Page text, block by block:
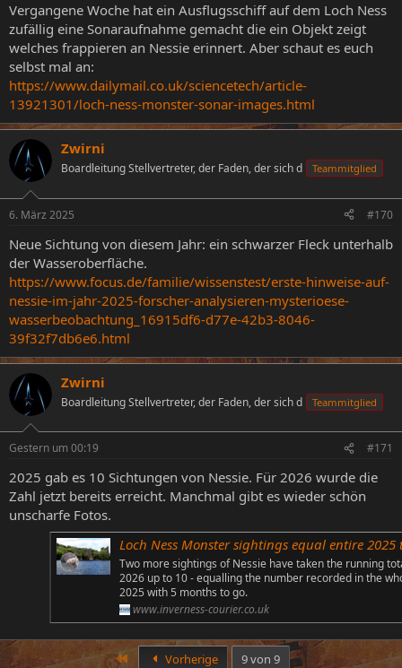
Vergangene Woche hat ein Ausflugsschiff auf dem Loch Ness
zufällig eine Sonaraufnahme gemacht die ein Objekt zeigt
welches frappieren an Nessie erinnert. Aber schaut es euch
selbst mal an:
https://www.dailymail.co.uk/sciencetech/article-
13921301/loch-ness-monster-sonar-images.html
Zwirni
Boardleitung Stellvertreter, der Faden, der sich d Teammitglied
6. März 2025 #170
Neue Sichtung von diesem Jahr: ein schwarzer Fleck unterhalb
der Wasseroberfläche.
https://www.focus.de/familie/wissenstest/erste-hinweise-auf-
nessie-im-jahr-2025-forscher-analysieren-mysterioese-
wasserbeobachtung_16915df6-d77e-42b3-8046-
39f32f7db6e6.html
Zwirni
Boardleitung Stellvertreter, der Faden, der sich d Teammitglied
Gestern um 00:19 #171
2025 gab es 10 Sichtungen von Nessie. Für 2026 wurde die
Zahl jetzt bereits erreicht. Manchmal gibt es wieder schön
unscharfe Fotos.
Loch Ness Monster sightings equal entire 2025 total - after two more
Two more sightings of Nessie have taken the running
2026 up to 10 - equalling the number recorded in the
2025 with 5 months to go.
www.inverness-courier.co.uk
Erste Vorherige
9 von 9